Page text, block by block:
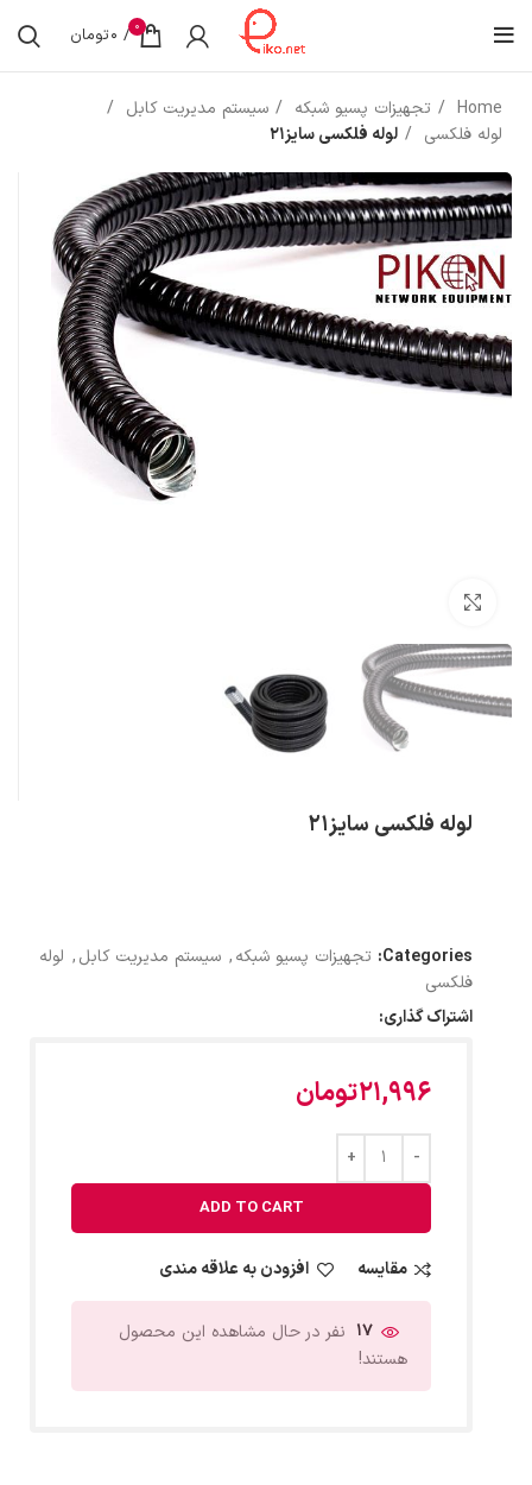
0
/
0تومان
Home تجهیزات پسیو شبکه
سیستم مدیریت کابل
لوله فلکسی
لوله فلکسی سایز21
لوله فلکسی سایز21
Categories: تجهیزات پسیو شبکه, سیستم مدیریت کابل, لوله
فلکسی
اشتراک گذاری:
21,996تومان
ADD TO CART
مقایسه افزودن به علاقه مندی
17 نفر در حال مشاهده این محصول
هستند!